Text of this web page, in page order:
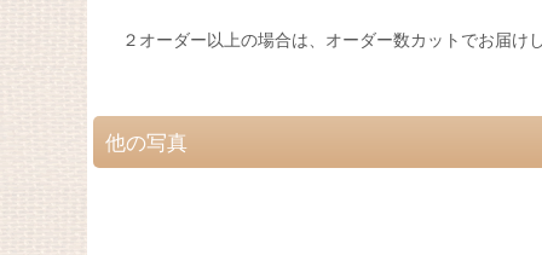
２オーダー以上の場合は、オーダー数カットでお届け
他の写真